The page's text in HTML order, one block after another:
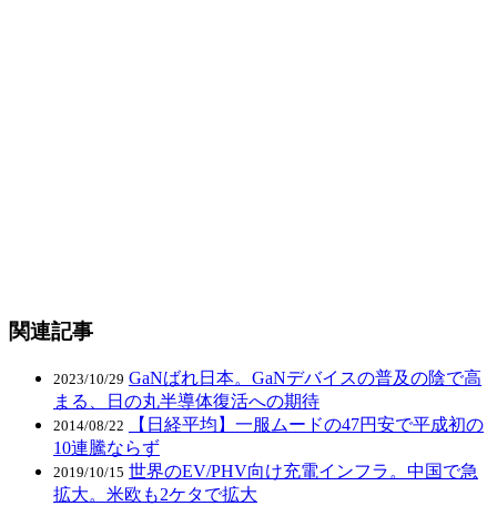
関連記事
2023/10/29 GaNばれ日本。GaNデバイスの普及の陰で高
まる、日の丸半導体復活への期待
2014/08/22
【日経平均】一服ムードの47円安で平成初の
10連騰ならず
2019/10/15 世界のEV/PHV向け充電インフラ。中国で急
拡大。米欧も2ケタで拡大